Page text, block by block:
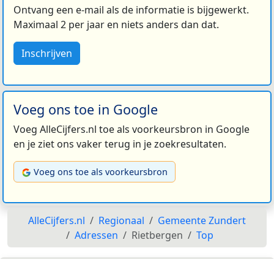
Ontvang een e-mail als de informatie is bijgewerkt.
Maximaal 2 per jaar en niets anders dan dat.
Inschrijven
Voeg ons toe in Google
Voeg AlleCijfers.nl toe als voorkeursbron in Google
en je ziet ons vaker terug in je zoekresultaten.
Voeg ons toe als voorkeursbron
AlleCijfers.nl Regionaal
Gemeente Zundert
Adressen
Rietbergen Top